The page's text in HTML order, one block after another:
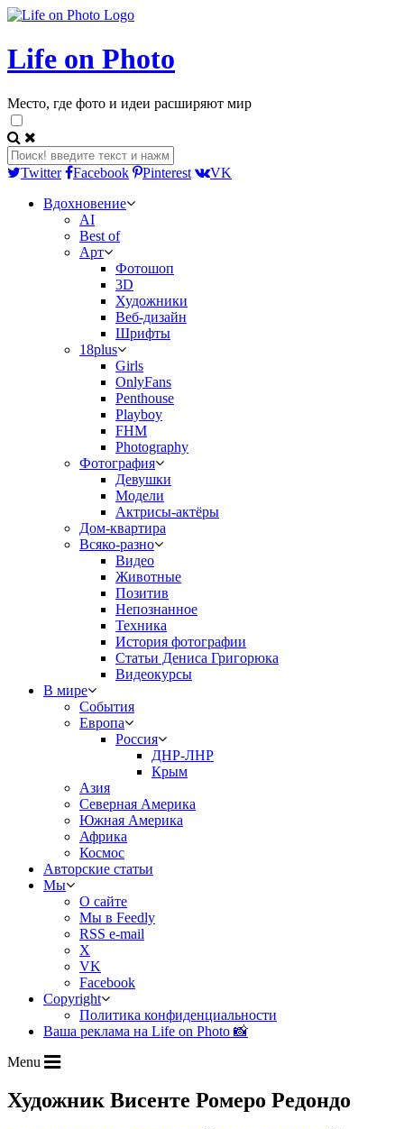
Life on Photo
Место, где фото и идеи расширяют мир
Twitter Facebook Pinterest
VK
Вдохновение
AI
Best of
Арт
Фотошоп
3D
Художники
Веб-дизайн
Шрифты
18plus
Girls
OnlyFans
Penthouse
Playboy
FHM
Photography
Фотография
Девушки
Модели
Актрисы-актёры
Дом-квартира
Всяко-разно
Видео
Животные
Позитив
Непознанное
Техника
История фотографии
Статьи Дениса Григорюка
Видеокурсы
В мире
События
Европа
Россия
ДНР-ЛНР
Крым
Азия
Северная Америка
Южная Америка
Африка
Космос
Авторские статьи
Мы
О сайте
Мы в Feedly
RSS e-mail
X
VK
Facebook
Copyright
Политика конфиденциальности
Ваша реклама на Life on Photo 📸
Menu
Художник Висенте Ромеро Редондо